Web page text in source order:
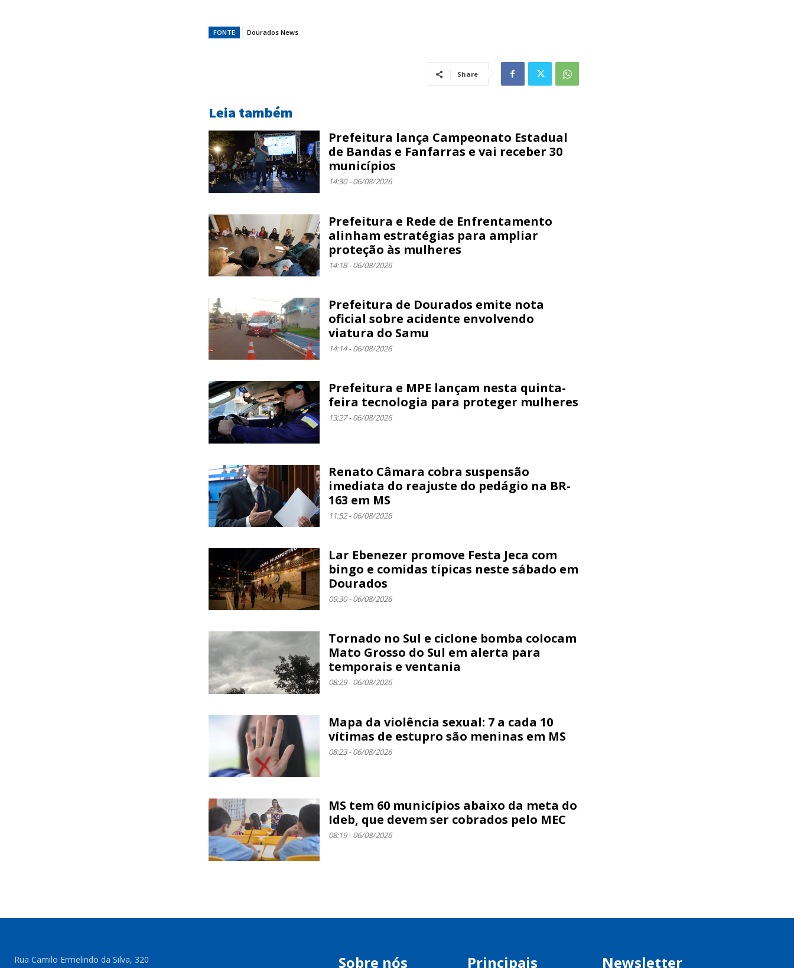
FONTE Dourados News
Share
Leia também
Prefeitura lança Campeonato Estadual
de Bandas e Fanfarras e vai receber 30
municípios
14:30 - 06/08/2026
Prefeitura e Rede de Enfrentamento
alinham estratégias para ampliar
proteção às mulheres
14:18 - 06/08/2026
Prefeitura de Dourados emite nota
oficial sobre acidente envolvendo
viatura do Samu
14:14 - 06/08/2026
Prefeitura e MPE lançam nesta quinta-
feira tecnologia para proteger mulheres
13:27 - 06/08/2026
Renato Câmara cobra suspensão
imediata do reajuste do pedágio na BR-
163 em MS
11:52 - 06/08/2026
Lar Ebenezer promove Festa Jeca com
bingo e comidas típicas neste sábado em
Dourados
09:30 - 06/08/2026
Tornado no Sul e ciclone bomba colocam
Mato Grosso do Sul em alerta para
temporais e ventania
08:29 - 06/08/2026
Mapa da violência sexual: 7 a cada 10
vítimas de estupro são meninas em MS
08:23 - 06/08/2026
MS tem 60 municípios abaixo da meta do
Ideb, que devem ser cobrados pelo MEC
08:19 - 06/08/2026
Rua Camilo Ermelindo da Silva, 320
Sobre nós Principais Newsletter